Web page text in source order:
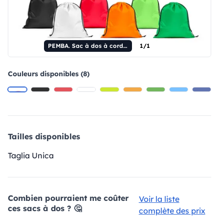
PEMBA. Sac à dos à cordon en polyester recyclé 190T (100 % rPET). 1/1
Couleurs disponibles (8)
Tailles disponibles
Taglia Unica
Combien pourraient me coûter
ces sacs à dos ? 🤔
Voir la liste
complète des prix